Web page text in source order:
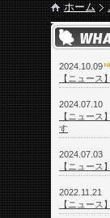
ホーム
2024.10.09
【ニュース
2024.07.10
【ニュース
す
2024.07.03
【ニュース
2022.11.21
【ニュース